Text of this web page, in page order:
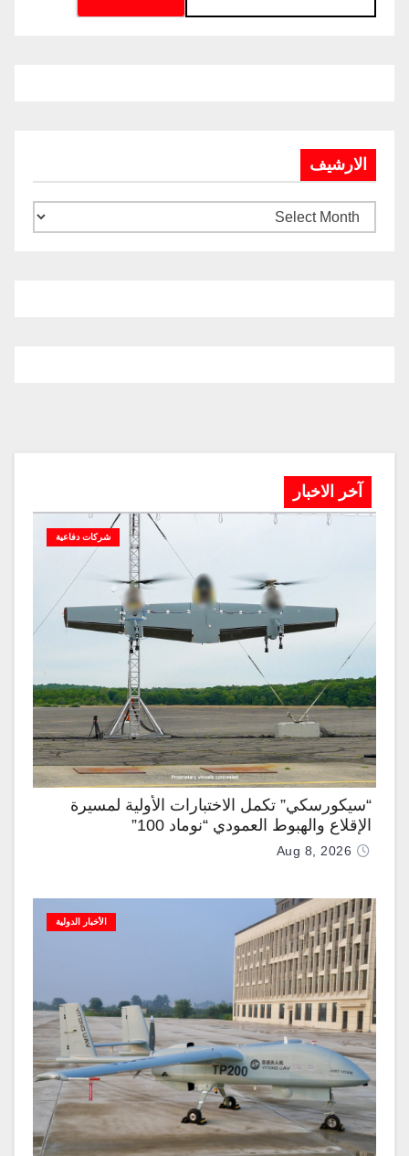
الارشيف
آخر الاخبار
شركات دفاعية
“سيكورسكي” تكمل الاختبارات الأولية لمسيرة
الإقلاع والهبوط العمودي “نوماد 100”
Aug 8, 2026
الأخبار الدولية